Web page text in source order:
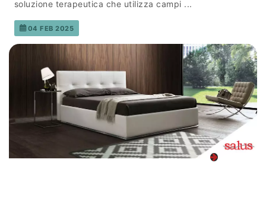
soluzione terapeutica che utilizza campi ...
04 FEB 2025